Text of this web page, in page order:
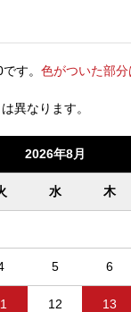
す。 色がついた部分
異なります。
2026年8月
水 木
5 6
12 13